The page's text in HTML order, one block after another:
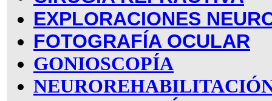
EXPLORACIONES
FOTOGRAFÍA OCULAR
GONIOSCOPÍA